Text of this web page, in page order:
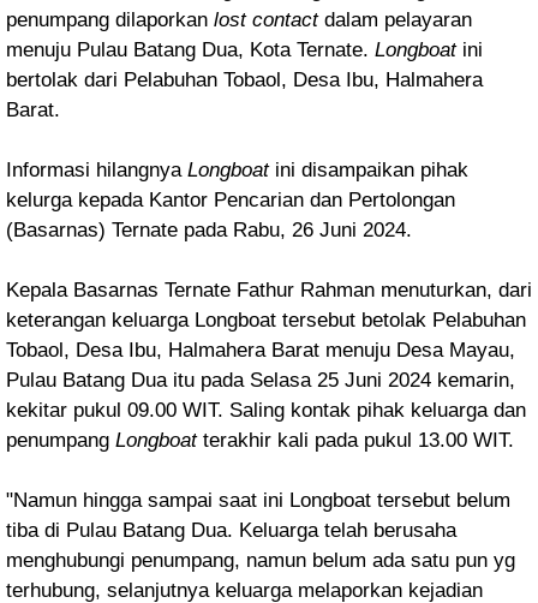
penumpang dilaporkan lost contactdalam pelayaran
menuju Pulau Batang Dua, Kota Ternate. Longboatini
bertolak dari Pelabuhan Tobaol, Desa Ibu, Halmahera
Barat.
Informasi hilangnya Longboatini disampaikan pihak
kelurga kepada Kantor Pencarian dan Pertolongan
(Basarnas) Ternate pada Rabu, 26 Juni 2024.
Kepala Basarnas Ternate Fathur Rahman menuturkan, dari
keterangan keluarga Longboat tersebut betolak Pelabuhan
Tobaol, Desa Ibu, Halmahera Barat menuju Desa Mayau,
Pulau Batang Dua itu pada Selasa25 Juni 2024 kemarin,
kekitar pukul 09.00 WIT. Saling kontak pihak keluarga dan
penumpang Longboatterakhir kali pada pukul 13.00 WIT.
"Namun hingga sampai saat ini Longboat tersebut belum
tiba di Pulau Batang Dua. Keluarga telah berusaha
menghubungi penumpang, namun belum ada satu pun yg
terhubung, selanjutnya keluarga melaporkan kejadian